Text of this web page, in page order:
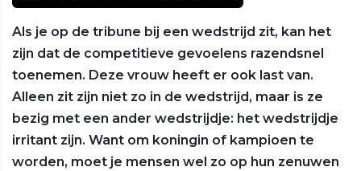
Als je op de tribune bij een wedstrijd zit, kan het
zijn dat de competitieve gevoelens razendsnel
toenemen. Deze vrouw heeft er ook last van.
Alleen zit zijn niet zo in de wedstrijd, maar is ze
bezig met een ander wedstrijdje: het wedstrijdje
irritant zijn. Want om koningin of kampioen te
worden, moet je mensen wel zo op hun zenuwen